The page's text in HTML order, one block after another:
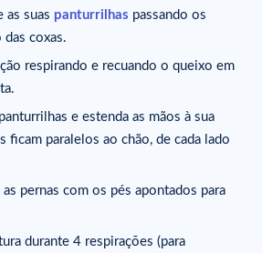
as suas panturrilhas passando os
das coxas.
respirando e recuando o queixo em
e estenda as mãos à sua
ficam paralelos ao chão, de cada lado
pernas com os pés apontados para
durante 4 respirações (para